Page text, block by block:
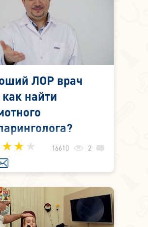
ЛОР врач
найти
болезнь заставляет
поиском хорошего
попасть на приём к
отоларингологу в
было практически
Единственный
16610 2